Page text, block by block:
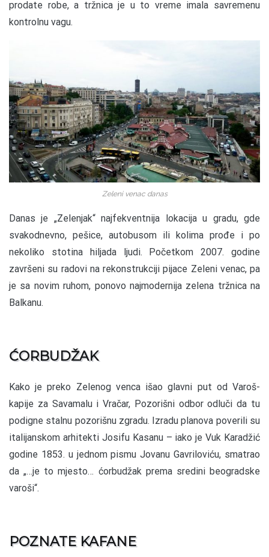
prodate robe, a tržnica je u to vreme imala savremenu
kontrolnu vagu.
Zeleni venac danas
Danas je „Zelenjak“ najfekventnija lokacija u gradu, gde
svakodnevno, pešice, autobusom ili kolima prođe i po
nekoliko stotina hiljada ljudi. Početkom 2007. godine
završeni su radovi na rekonstrukciji pijace Zeleni venac, pa
je sa novim ruhom, ponovo najmodernija zelena tržnica na
Balkanu.
ĆORBUDŽAK
Kako je preko Zelenog venca išao glavni put od Varoš-
kapije za Savamalu i Vračar, Pozorišni odbor odluči da tu
podigne stalnu pozorišnu zgradu. Izradu planova poverili su
italijanskom arhitekti Josifu Kasanu – iako je Vuk Karadžić
godine 1853. u jednom pismu Jovanu Gavriloviću, smatrao
da „…je to mjesto… ćorbudžak prema sredini beogradske
varoši“.
POZNATE KAFANE